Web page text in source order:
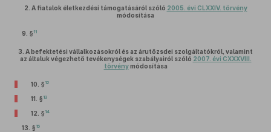
2. A fiatalok életkezdési támogatásáról szóló 2005. évi CLXXIV. törvény
módosítása
9. § 11
3. A befektetési vállalkozásokról és az árutőzsdei szolgáltatókról, valamint
az általuk végezhető tevékenységek szabályairól szóló 2007. évi CXXXVIII.
törvénymódosítása
10. § 12
11. § 13
12. § 14
13. § 15